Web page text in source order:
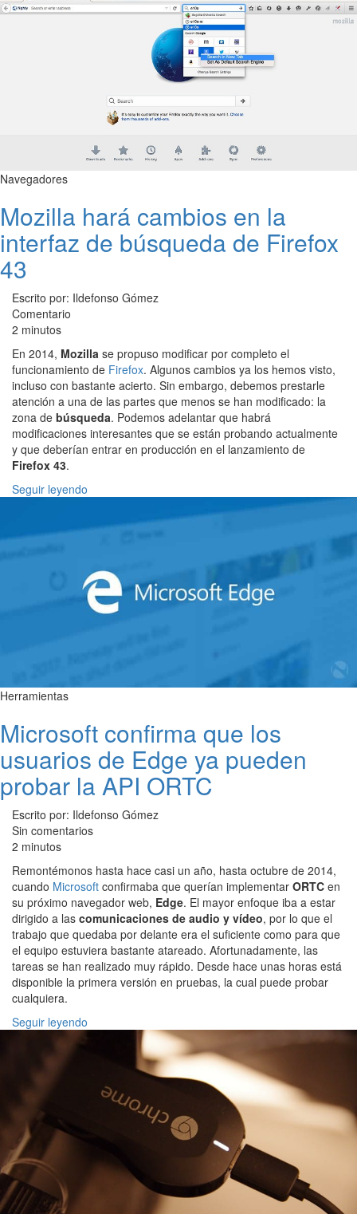
Navegadores
Mozilla hará cambios en la
interfaz de búsqueda de Firefox
43
Escrito por: Ildefonso Gómez
Comentario
2 minutos
En 2014, Mozilla se propuso modificar por completo el
funcionamiento de Firefox. Algunos cambios ya los hemos visto,
incluso con bastante acierto. Sin embargo, debemos prestarle
atención a una de las partes que menos se han modificado: la
zona de búsqueda. Podemos adelantar que habrá
modificaciones interesantes que se están probando actualmente
y que deberían entrar en producción en el lanzamiento de
Firefox 43.
Seguir leyendo
Herramientas
Microsoft confirma que los
usuarios de Edge ya pueden
probar la API ORTC
Escrito por: Ildefonso Gómez
Sin comentarios
2 minutos
Remontémonos hasta hace casi un año, hasta octubre de 2014,
cuando Microsoft confirmaba que querían implementar ORTC en
su próximo navegador web, Edge. El mayor enfoque iba a estar
dirigido a las comunicaciones de audio y vídeo, por lo que el
trabajo que quedaba por delante era el suficiente como para que
el equipo estuviera bastante atareado. Afortunadamente, las
tareas se han realizado muy rápido. Desde hace unas horas está
disponible la primera versión en pruebas, la cual puede probar
cualquiera.
Seguir leyendo